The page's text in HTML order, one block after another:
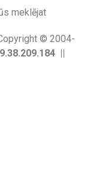
meklējat
© 2004-
||